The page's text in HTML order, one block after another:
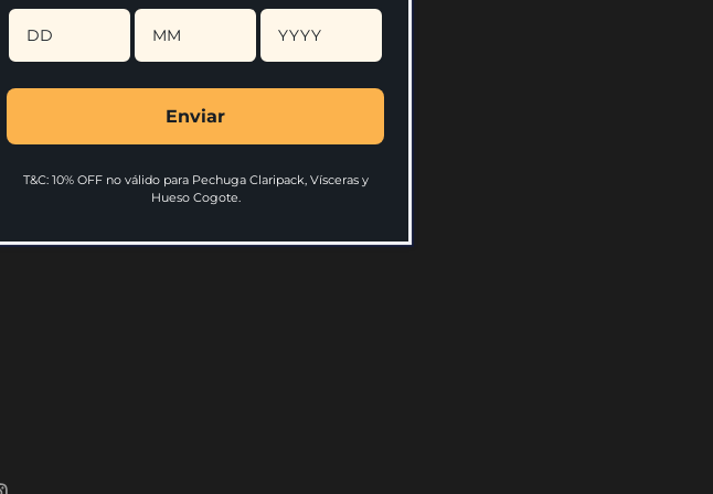
320 233 3333 - 318 578 0344
Escríbenos por WhatsApp
Enviar
T&C: 10% OFF no válido para Pechuga Claripack, Vísceras y
Hueso Cogote.